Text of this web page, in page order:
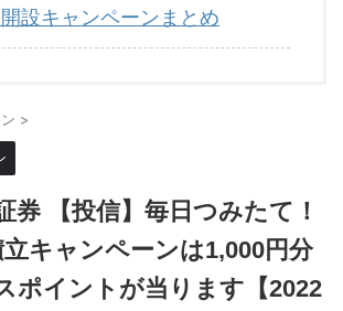
設キャンペーンまとめ
>
券 【投信】毎日つみたて！
キャンペーンは1,000円分
ポイントが当ります【2022